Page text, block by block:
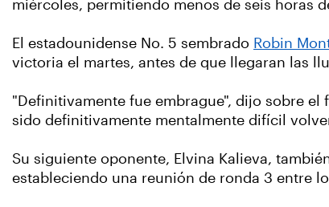
miércoles, permitiendo menos de seis horas
El estadounidense No. 5 sembrado Robin
victoria el martes, antes de que llegaran las
"Definitivamente fue embrague", dijo sobre
sido definitivamente mentalmente difícil
Su siguiente oponente, Elvina Kalieva,
estableciendo una reunión de ronda 3 entre